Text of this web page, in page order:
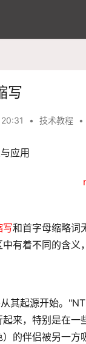
写
• 技术教程 •
应用
写和首字母缩略词
有着不同的含义
其起源开始。
来，特别是在一
的伴侣被另一方